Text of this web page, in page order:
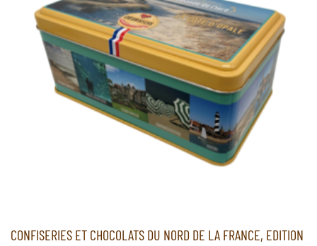
CONFISERIES ET CHOCOLATS DU NORD DE LA FRANCE, EDITION